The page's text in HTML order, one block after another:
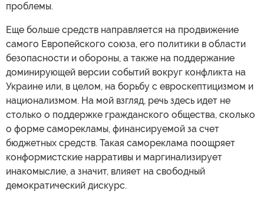
проблемы.
Еще больше средств направляется на продвижение
самого Европейского союза, его политики в области
безопасности и обороны, а также на поддержание
доминирующей версии событий вокруг конфликта на
Украине или, в целом, на борьбу с евроскептицизмом и
национализмом. На мой взгляд, речь здесь идет не
столько о поддержке гражданского общества, сколько
о форме саморекламы, финансируемой за счет
бюджетных средств. Такая самореклама поощряет
конформистские нарративы и маргинализирует
инакомыслие, а значит, влияет на свободный
демократический дискурс.